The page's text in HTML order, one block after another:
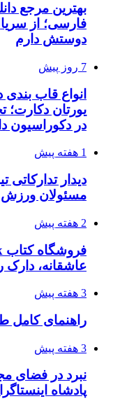
بهترین مرجع
فارسی؛ از
دوستش دارم
7 روز پیش
انواع قاب
یورتان
در دکوراسیون
1 هفته پیش
دیدار
مسئولان ورزش
2 هفته پیش
عاشقانه،
3 هفته پیش
راهنمای
3 هفته پیش
نبرد در فضای
پادشاه